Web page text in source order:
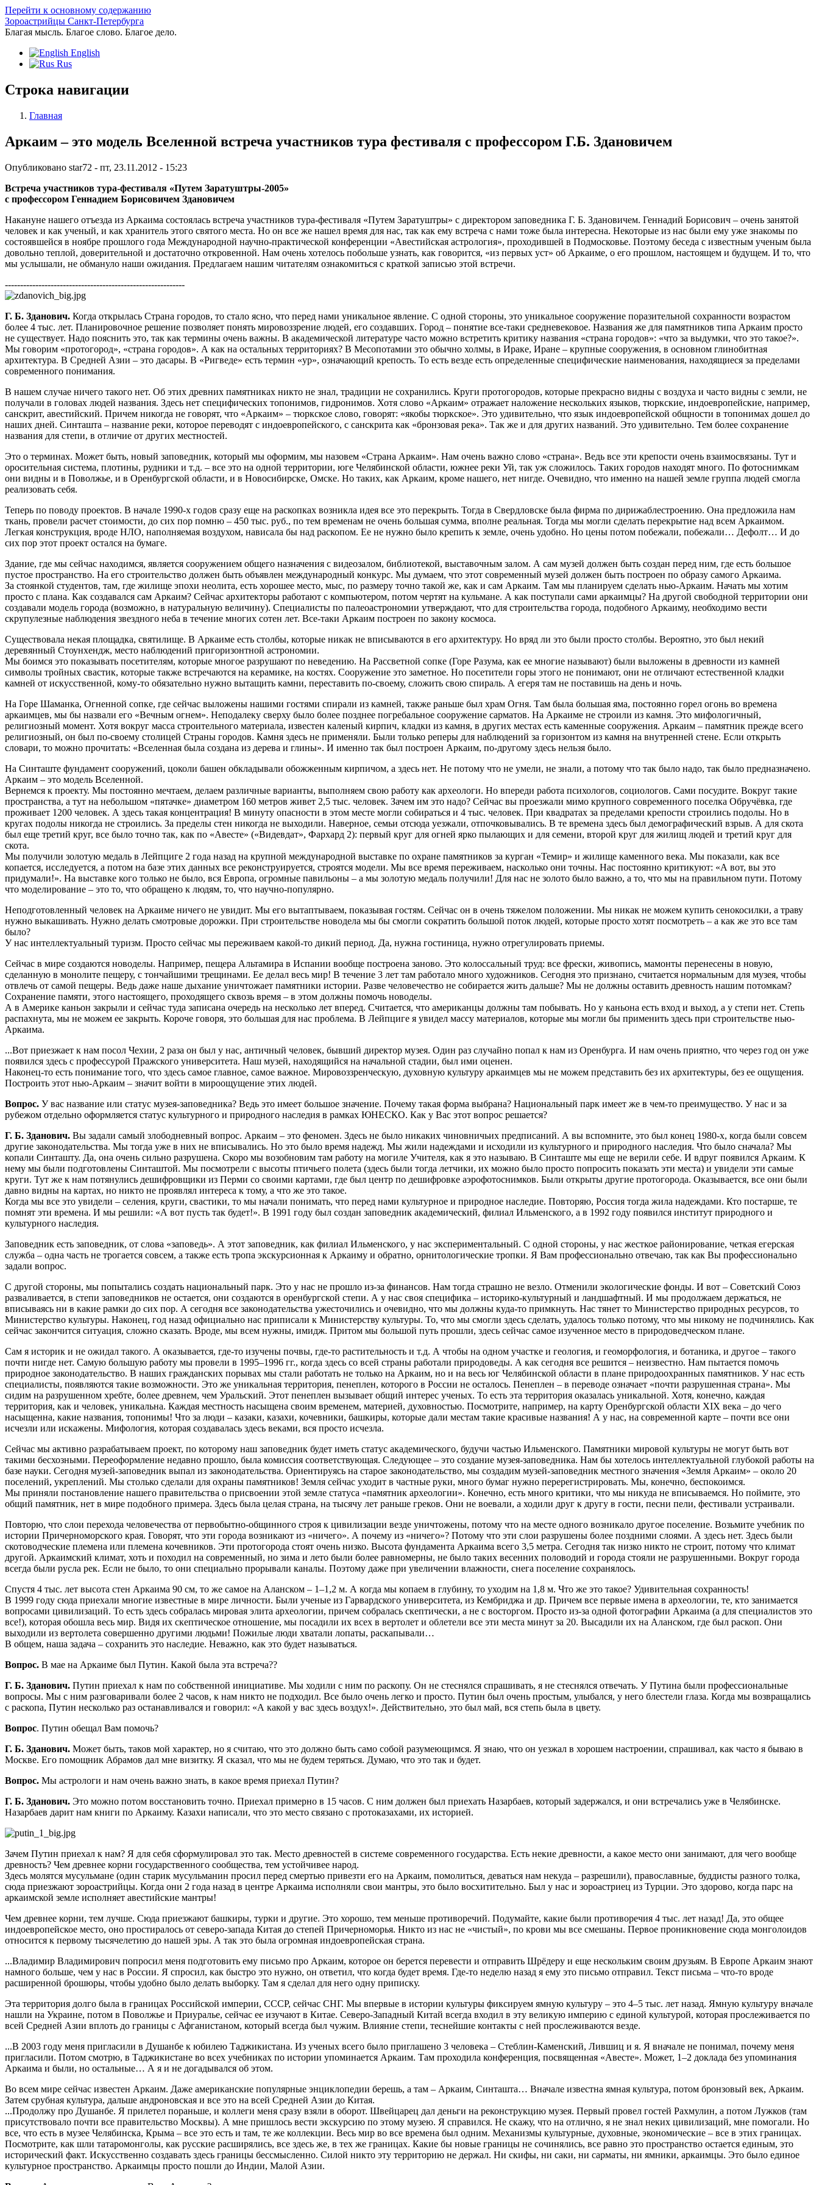
Перейти к основному содержанию
Зороастрийцы Санкт-Петербурга
Благая мысль. Благое слово. Благое дело.
English
Rus
Строка навигации
Главная
Аркаим – это модель Вселенной встреча участников тура фестиваля с профессором Г.Б. Здановичем
Опубликовано star72 - пт, 23.11.2012 - 15:23
Встреча участников тура-фестиваля «Путем Заратуштры-2005»
с профессором Геннадием Борисовичем Здановичем
Накануне нашего отъезда из Аркаима состоялась встреча участников тура-фестиваля «Путем Заратуштры» с директором заповедника Г. Б. Здановичем. Геннадий Борисович – очень занятой
человек и как ученый, и как хранитель этого святого места. Но он все же нашел время для нас, так как ему встреча с нами тоже была интересна. Некоторые из нас были ему уже знакомы по
состоявшейся в ноябре прошлого года Международной научно-практической конференции «Авестийская астрология», проходившей в Подмосковье. Поэтому беседа с известным ученым была
довольно теплой, доверительной и достаточно откровенной. Нам очень хотелось побольше узнать, как говорится, «из первых уст» об Аркаиме, о его прошлом, настоящем и будущем. И то, что
мы услышали, не обмануло наши ожидания. Предлагаем нашим читателям ознакомиться с краткой записью этой встречи.
-----------------------------------------------------------
Г. Б. Зданович. Когда открылась Страна городов, то стало ясно, что перед нами уникальное явление. С одной стороны, это уникальное сооружение поразительной сохранности возрастом
более 4 тыс. лет. Планировочное решение позволяет понять мировоззрение людей, его создавших. Город – понятие все-таки средневековое. Названия же для памятников типа Аркаим просто
не существует. Надо пояснить это, так как термины очень важны. В академической литературе часто можно встретить критику названия «страна городов»: «что за выдумки, что это такое?».
Мы говорим «протогород», «страна городов». А как на остальных территориях? В Месопотамии это обычно холмы, в Ираке, Иране – крупные сооружения, в основном глинобитная
архитектура. В Средней Азии – это дасары. В «Ригведе» есть термин «ур», означающий крепость. То есть везде есть определенные специфические наименования, находящиеся за пределами
современного понимания.
В нашем случае ничего такого нет. Об этих древних памятниках никто не знал, традиции не сохранились. Круги протогородов, которые прекрасно видны с воздуха и часто видны с земли, не
получали в головах людей названия. Здесь нет специфических топонимов, гидронимов. Хотя слово «Аркаим» отражает наложение нескольких языков, тюркские, индоевропейские, например,
санскрит, авестийский. Причем никогда не говорят, что «Аркаим» – тюркское слово, говорят: «якобы тюркское». Это удивительно, что язык индоевропейской общности в топонимах дошел до
наших дней. Синташта – название реки, которое переводят с индоевропейского, с санскрита как «бронзовая река». Так же и для других названий. Это удивительно. Тем более сохранение
названия для степи, в отличие от других местностей.
Это о терминах. Может быть, новый заповедник, который мы оформим, мы назовем «Страна Аркаим». Нам очень важно слово «страна». Ведь все эти крепости очень взаимосвязаны. Тут и
оросительная система, плотины, рудники и т.д. – все это на одной территории, юге Челябинской области, южнее реки Уй, так уж сложилось. Таких городов находят много. По фотоснимкам
они видны и в Поволжье, и в Оренбургской области, и в Новосибирске, Омске. Но таких, как Аркаим, кроме нашего, нет нигде. Очевидно, что именно на нашей земле группа людей смогла
реализовать себя.
Теперь по поводу проектов. В начале 1990-х годов сразу еще на раскопках возникла идея все это перекрыть. Тогда в Свердловске была фирма по дирижаблестроению. Она предложила нам
ткань, провели расчет стоимости, до сих пор помню – 450 тыс. руб., по тем временам не очень большая сумма, вполне реальная. Тогда мы могли сделать перекрытие над всем Аркаимом.
Легкая конструкция, вроде НЛО, наполняемая воздухом, нависала бы над раскопом. Ее не нужно было крепить к земле, очень удобно. Но цены потом побежали, побежали… Дефолт… И до
сих пор этот проект остался на бумаге.
Здание, где мы сейчас находимся, является сооружением общего назначения с видеозалом, библиотекой, выставочным залом. А сам музей должен быть создан перед ним, где есть большое
пустое пространство. На его строительство должен быть объявлен международный конкурс. Мы думаем, что этот современный музей должен быть построен по образу самого Аркаима.
За стоянкой студентов, там, где жилище эпохи неолита, есть хорошее место, мыс, по размеру точно такой же, как и сам Аркаим. Там мы планируем сделать нью-Аркаим. Начать мы хотим
просто с плана. Как создавался сам Аркаим? Сейчас архитекторы работают с компьютером, потом чертят на кульмане. А как поступали сами аркаимцы? На другой свободной территории они
создавали модель города (возможно, в натуральную величину). Специалисты по палеоастрономии утверждают, что для строительства города, подобного Аркаиму, необходимо вести
скрупулезные наблюдения звездного неба в течение многих сотен лет. Все-таки Аркаим построен по закону космоса.
Существовала некая площадка, святилище. В Аркаиме есть столбы, которые никак не вписываются в его архитектуру. Но вряд ли это были просто столбы. Вероятно, это был некий
деревянный Стоунхендж, место наблюдений пригоризонтной астрономии.
Мы боимся это показывать посетителям, которые многое разрушают по неведению. На Рассветной сопке (Горе Разума, как ее многие называют) были выложены в древности из камней
символы тройных свастик, которые также встречаются на керамике, на костях. Сооружение это заметное. Но посетители горы этого не понимают, они не отличают естественной кладки
камней от искусственной, кому-то обязательно нужно вытащить камни, переставить по-своему, сложить свою спираль. А егеря там не поставишь на день и ночь.
На Горе Шаманка, Огненной сопке, где сейчас выложены нашими гостями спирали из камней, также раньше был храм Огня. Там была большая яма, постоянно горел огонь во времена
аркаимцев, мы бы назвали его «Вечным огнем». Неподалеку сверху было более позднее погребальное сооружение сарматов. На Аркаиме не строили из камня. Это мифологичный,
религиозный момент. Хотя вокруг масса строительного материала, известен каленый кирпич, кладки из камня, в других местах есть каменные сооружения. Аркаим – памятник прежде всего
религиозный, он был по-своему столицей Страны городов. Камня здесь не применяли. Были только реперы для наблюдений за горизонтом из камня на внутренней стене. Если открыть
словари, то можно прочитать: «Вселенная была создана из дерева и глины». И именно так был построен Аркаим, по-другому здесь нельзя было.
На Синташте фундамент сооружений, цоколи башен обкладывали обожженным кирпичом, а здесь нет. Не потому что не умели, не знали, а потому что так было надо, так было предназначено.
Аркаим – это модель Вселенной.
Вернемся к проекту. Мы постоянно мечтаем, делаем различные варианты, выполняем свою работу как археологи. Но впереди работа психологов, социологов. Сами посудите. Вокруг такие
пространства, а тут на небольшом «пятачке» диаметром 160 метров живет 2,5 тыс. человек. Зачем им это надо? Сейчас вы проезжали мимо крупного современного поселка Обручёвка, где
проживает 1200 человек. А здесь такая концентрация! В минуту опасности в этом месте могли собираться и 4 тыс. человек. При квадратах за пределами крепости строились подолы. Но в
кругах подолы никогда не строились. За пределы стен никогда не выходили. Наверное, семьи отсюда уезжали, отпочковывались. В те времена здесь был демографический взрыв. А для скота
был еще третий круг, все было точно так, как по «Авесте» («Видевдат», Фархард 2): первый круг для огней ярко пылающих и для семени, второй круг для жилищ людей и третий круг для
скота.
Мы получили золотую медаль в Лейпциге 2 года назад на крупной международной выставке по охране памятников за курган «Темир» и жилище каменного века. Мы показали, как все
копается, исследуется, а потом на базе этих данных все реконструируется, строятся модели. Мы все время переживаем, насколько они точны. Нас постоянно критикуют: «А вот, вы это
придумали!». На выставке кого только не было, вся Европа, огромные павильоны – а мы золотую медаль получили! Для нас не золото было важно, а то, что мы на правильном пути. Потому
что моделирование – это то, что обращено к людям, то, что научно-популярно.
Неподготовленный человек на Аркаиме ничего не увидит. Мы его вытаптываем, показывая гостям. Сейчас он в очень тяжелом положении. Мы никак не можем купить сенокосилки, а траву
нужно выкашивать. Нужно делать смотровые дорожки. При строительстве новодела мы бы смогли сократить большой поток людей, которые просто хотят посмотреть – а как же это все там
было?
У нас интеллектуальный туризм. Просто сейчас мы переживаем какой-то дикий период. Да, нужна гостиница, нужно отрегулировать приемы.
Сейчас в мире создаются новоделы. Например, пещера Альтамира в Испании вообще построена заново. Это колоссальный труд: все фрески, живопись, мамонты перенесены в новую,
сделанную в монолите пещеру, с тончайшими трещинами. Ее делал весь мир! В течение 3 лет там работало много художников. Сегодня это признано, считается нормальным для музея, чтобы
отвлечь от самой пещеры. Ведь даже наше дыхание уничтожает памятники истории. Разве человечество не собирается жить дальше? Мы не должны оставить древность нашим потомкам?
Сохранение памяти, этого настоящего, проходящего сквозь время – в этом должны помочь новоделы.
А в Америке каньон закрыли и сейчас туда записана очередь на несколько лет вперед. Считается, что американцы должны там побывать. Но у каньона есть вход и выход, а у степи нет. Степь
распахнута, мы не можем ее закрыть. Короче говоря, это большая для нас проблема. В Лейпциге я увидел массу материалов, которые мы могли бы применить здесь при строительстве нью-
Аркаима.
...Вот приезжает к нам посол Чехии, 2 раза он был у нас, античный человек, бывший директор музея. Один раз случайно попал к нам из Оренбурга. И нам очень приятно, что через год он уже
появился здесь с профессурой Пражского университета. Наш музей, находящийся на начальной стадии, был ими оценен.
Наконец-то есть понимание того, что здесь самое главное, самое важное. Мировоззренческую, духовную культуру аркаимцев мы не можем представить без их архитектуры, без ее ощущения.
Построить этот нью-Аркаим – значит войти в мироощущение этих людей.
Вопрос. У вас название или статус музея-заповедника? Ведь это имеет большое значение. Почему такая форма выбрана? Национальный парк имеет же в чем-то преимущество. У нас и за
рубежом отдельно оформляется статус культурного и природного наследия в рамках ЮНЕСКО. Как у Вас этот вопрос решается?
Г. Б. Зданович. Вы задали самый злободневный вопрос. Аркаим – это феномен. Здесь не было никаких чиновничьих предписаний. А вы вспомните, это был конец 1980-х, когда были совсем
другие законодательства. Мы тогда уже в них не вписывались. Но это было время надежд. Мы жили надеждами и исходили из культурного и природного наследия. Что было сначала? Мы
копали Синташту. Да, она очень сильно разрушена. Скоро мы возобновим там работу на могиле Учителя, как я это называю. В Синташте мы еще не верили себе. И вдруг появился Аркаим. К
нему мы были подготовлены Синташтой. Мы посмотрели с высоты птичьего полета (здесь были тогда летчики, их можно было просто попросить показать эти места) и увидели эти самые
круги. Тут же к нам потянулись дешифровщики из Перми со своими картами, где был центр по дешифровке аэрофотоснимков. Были открыты другие протогорода. Оказывается, все они были
давно видны на картах, но никто не проявлял интереса к тому, а что же это такое.
Когда мы все это увидели – селения, круги, свастики, то мы начали понимать, что перед нами культурное и природное наследие. Повторяю, Россия тогда жила надеждами. Кто постарше, те
помнят эти времена. И мы решили: «А вот пусть так будет!». В 1991 году был создан заповедник академический, филиал Ильменского, а в 1992 году появился институт природного и
культурного наследия.
Заповедник есть заповедник, от слова «заповедь». А этот заповедник, как филиал Ильменского, у нас экспериментальный. С одной стороны, у нас жесткое районирование, четкая егерская
служба – одна часть не трогается совсем, а также есть тропа экскурсионная к Аркаиму и обратно, орнитологические тропки. Я Вам профессионально отвечаю, так как Вы профессионально
задали вопрос.
С другой стороны, мы попытались создать национальный парк. Это у нас не прошло из-за финансов. Нам тогда страшно не везло. Отменили экологические фонды. И вот – Советский Союз
разваливается, в степи заповедников не остается, они создаются в оренбургской степи. А у нас своя специфика – историко-культурный и ландшафтный. И мы продолжаем держаться, не
вписываясь ни в какие рамки до сих пор. А сегодня все законодательства ужесточились и очевидно, что мы должны куда-то примкнуть. Нас тянет то Министерство природных ресурсов, то
Министерство культуры. Наконец, год назад официально нас приписали к Министерству культуры. То, что мы смогли здесь сделать, удалось только потому, что мы никому не подчинялись. Как
сейчас закончится ситуация, сложно сказать. Вроде, мы всем нужны, имидж. Притом мы большой путь прошли, здесь сейчас самое изученное место в природоведческом плане.
Сам я историк и не ожидал такого. А оказывается, где-то изучены почвы, где-то растительность и т.д. А чтобы на одном участке и геология, и геоморфология, и ботаника, и другое – такого
почти нигде нет. Самую большую работу мы провели в 1995–1996 гг., когда здесь со всей страны работали природоведы. А как сегодня все решится – неизвестно. Нам пытается помочь
природное законодательство. В наших гражданских порывах мы стали работать не только на Аркаим, но и на весь юг Челябинской области в плане природоохранных памятников. У нас есть
специалисты, появляются такие возможности. Это же уникальная территория, пенеплен, которого в России не осталось. Пенеплен – в переводе означает «почти разрушенная страна». Мы
сидим на разрушенном хребте, более древнем, чем Уральский. Этот пенеплен вызывает общий интерес ученых. То есть эта территория оказалась уникальной. Хотя, конечно, каждая
территория, как и человек, уникальна. Каждая местность насыщена своим временем, материей, духовностью. Посмотрите, например, на карту Оренбургской области XIX века – до чего
насыщенна, какие названия, топонимы! Что за люди – казаки, казахи, кочевники, башкиры, которые дали местам такие красивые названия! А у нас, на современной карте – почти все они
исчезли или искажены. Мифология, которая создавалась здесь веками, вся просто исчезла.
Сейчас мы активно разрабатываем проект, по которому наш заповедник будет иметь статус академического, будучи частью Ильменского. Памятники мировой культуры не могут быть вот
такими бесхозными. Переоформление недавно прошло, была комиссия соответствующая. Следующее – это создание музея-заповедника. Нам бы хотелось интеллектуальной глубокой работы на
базе науки. Сегодня музей-заповедник выпал из законодательства. Ориентируясь на старое законодательство, мы создадим музей-заповедник местного значения «Земля Аркаим» – около 20
поселений, укреплений. Мы столько сделали для охраны памятников! Земля сейчас уходит в частные руки, много бумаг нужно перерегистрировать. Мы, конечно, беспокоимся.
Мы приняли постановление нашего правительства о присвоении этой земле статуса «памятник археологии». Конечно, есть много критики, что мы никуда не вписываемся. Но поймите, это
общий памятник, нет в мире подобного примера. Здесь была целая страна, на тысячу лет раньше греков. Они не воевали, а ходили друг к другу в гости, песни пели, фестивали устраивали.
Повторю, что слои перехода человечества от первобытно-общинного строя к цивилизации везде уничтожены, потому что на месте одного возникало другое поселение. Возьмите учебник по
истории Причерноморского края. Говорят, что эти города возникают из «ничего». А почему из «ничего»? Потому что эти слои разрушены более поздними слоями. А здесь нет. Здесь были
скотоводческие племена или племена кочевников. Эти протогорода стоят очень низко. Высота фундамента Аркаима всего 3,5 метра. Сегодня так низко никто не строит, потому что климат
другой. Аркаимский климат, хоть и походил на современный, но зима и лето были более равномерны, не было таких весенних половодий и города стояли не разрушенными. Вокруг города
всегда были русла рек. Если не было, то они специально прорывали каналы. Поэтому даже при увеличении влажности, снега поселение сохранялось.
Спустя 4 тыс. лет высота стен Аркаима 90 см, то же самое на Аланском – 1–1,2 м. А когда мы копаем в глубину, то уходим на 1,8 м. Что же это такое? Удивительная сохранность!
В 1999 году сюда приехали многие известные в мире личности. Были ученые из Гарвардского университета, из Кембриджа и др. Причем все первые имена в археологии, те, кто занимается
вопросами цивилизаций. То есть здесь собралась мировая элита археологии, причем собралась скептически, а не с восторгом. Просто из-за одной фотографии Аркаима (а для специалистов это
все!), которая обошла весь мир. Видя их скептическое отношение, мы посадили их всех в вертолет и облетели все эти места минут за 20. Высадили их на Аланском, где был раскоп. Они
выходили из вертолета совершенно другими людьми! Пожилые люди хватали лопаты, раскапывали…
В общем, наша задача – сохранить это наследие. Неважно, как это будет называться.
Вопрос. В мае на Аркаиме был Путин. Какой была эта встреча??
Г. Б. Зданович. Путин приехал к нам по собственной инициативе. Мы ходили с ним по раскопу. Он не стеснялся спрашивать, я не стеснялся отвечать. У Путина были профессиональные
вопросы. Мы с ним разговаривали более 2 часов, к нам никто не подходил. Все было очень легко и просто. Путин был очень простым, улыбался, у него блестели глаза. Когда мы возвращались
с раскопа, Путин несколько раз останавливался и говорил: «А какой у вас здесь воздух!». Действительно, это был май, вся степь была в цвету.
Вопрос. Путин обещал Вам помочь?
Г. Б. Зданович. Может быть, таков мой характер, но я считаю, что это должно быть само собой разумеющимся. Я знаю, что он уезжал в хорошем настроении, спрашивал, как часто я бываю в
Москве. Его помощник Абрамов дал мне визитку. Я сказал, что мы не будем теряться. Думаю, что это так и будет.
Вопрос. Мы астрологи и нам очень важно знать, в какое время приехал Путин?
Г. Б. Зданович. Это можно потом восстановить точно. Приехал примерно в 15 часов. С ним должен был приехать Назарбаев, который задержался, и они встречались уже в Челябинске.
Назарбаев дарит нам книги по Аркаиму. Казахи написали, что это место связано с протоказахами, их историей.
Зачем Путин приехал к нам? Я для себя сформулировал это так. Место древностей в системе современного государства. Есть некие древности, а какое место они занимают, для чего вообще
древность? Чем древнее корни государственного сообщества, тем устойчивее народ.
Здесь молятся мусульмане (один старик мусульманин просил перед смертью привезти его на Аркаим, помолиться, деваться нам некуда – разрешили), православные, буддисты разного толка,
сюда приезжают зороастрийцы. Когда они 2 года назад в центре Аркаима исполняли свои мантры, это было восхитительно. Был у нас и зороастриец из Турции. Это здорово, когда парс на
аркаимской земле исполняет авестийские мантры!
Чем древнее корни, тем лучше. Сюда приезжают башкиры, турки и другие. Это хорошо, тем меньше противоречий. Подумайте, какие были противоречия 4 тыс. лет назад! Да, это общее
индоевропейское место, оно простиралось от северо-запада Китая до степей Причерноморья. Никто из нас не «чистый», по крови мы все смешаны. Первое проникновение сюда монголоидов
относится к первому тысячелетию до нашей эры. А так это была огромная индоевропейская страна.
...Владимир Владимирович попросил меня подготовить ему письмо про Аркаим, которое он берется перевести и отправить Шрёдеру и еще нескольким своим друзьям. В Европе Аркаим знают
намного больше, чем у нас в России. Я спросил, как быстро это нужно, он ответил, что когда будет время. Где-то неделю назад я ему это письмо отправил. Текст письма – что-то вроде
расширенной брошюры, чтобы удобно было делать выборку. Там я сделал для него одну приписку.
Эта территория долго была в границах Российской империи, СССР, сейчас СНГ. Мы впервые в истории культуры фиксируем ямную культуру – это 4–5 тыс. лет назад. Ямную культуру вначале
нашли на Украине, потом в Поволжье и Приуралье, сейчас ее изучают в Китае. Северо-Западный Китай всегда входил в эту великую империю с единой культурой, которая прослеживается по
всей Средней Азии вплоть до границы с Афганистаном, который всегда был чужим. Влияние степи, теснейшие контакты с ней прослеживаются везде.
...В 2003 году меня пригласили в Душанбе к юбилею Таджикистана. Из ученых всего было приглашено 3 человека – Стеблин-Каменский, Лившиц и я. Я вначале не понимал, почему меня
пригласили. Потом смотрю, в Таджикистане во всех учебниках по истории упоминается Аркаим. Там проходила конференция, посвященная «Авесте». Может, 1–2 доклада без упоминания
Аркаима и были, но остальные… А я и не догадывался об этом.
Во всем мире сейчас известен Аркаим. Даже американские популярные энциклопедии берешь, а там – Аркаим, Синташта… Вначале известна ямная культура, потом бронзовый век, Аркаим.
Затем срубная культура, дальше андроновская и все это на всей Средней Азии до Китая.
...Продолжу про Душанбе. Я прилетел пораньше, и коллеги меня сразу взяли в оборот. Швейцарец дал деньги на реконструкцию музея. Первый провел гостей Рахмулин, а потом Лужков (там
присутствовало почти все правительство Москвы). А мне пришлось вести экскурсию по этому музею. Я справился. Не скажу, что на отлично, я не знал неких цивилизаций, мне помогали. Но
все, что есть в музее Челябинска, Крыма – все это есть и там, те же коллекции. Весь мир во все времена был одним. Механизмы культурные, духовные, экономические – все в этих границах.
Посмотрите, как шли татаромонголы, как русские расширялись, все здесь же, в тех же границах. Какие бы новые границы не сочинялись, все равно это пространство остается единым, это
исторический факт. Искусственно создавать здесь границы бессмысленно. Силой никто эту территорию не держал. Ни скифы, ни саки, ни сарматы, ни ямники, аркаимцы. Это было единое
культурное пространство. Аркаимцы просто пошли до Индии, Малой Азии.